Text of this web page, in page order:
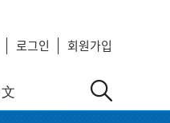
로그인 회원가입